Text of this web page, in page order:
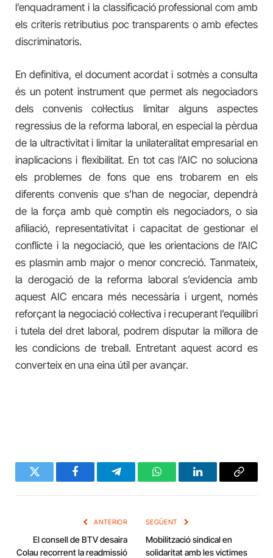
l’enquadrament i la classificació professional com amb
els criteris retributius poc transparents o amb efectes
discriminatoris.
En definitiva, el document acordat i sotmès a consulta
és un potent instrument que permet als negociadors
dels convenis col·lectius limitar alguns aspectes
regressius de la reforma laboral, en especial la pèrdua
de la ultractivitat i limitar la unilateralitat empresarial en
inaplicacions i flexibilitat. En tot cas l’AIC no soluciona
els problemes de fons que ens trobarem en els
diferents convenis que s’han de negociar, dependrà
de la força amb què comptin els negociadors, o sia
afiliació, representativitat i capacitat de gestionar el
conflicte i la negociació, que les orientacions de l’AIC
es plasmin amb major o menor concreció. Tanmateix,
la derogació de la reforma laboral s’evidencia amb
aquest AIC encara més necessària i urgent, només
reforçant la negociació col·lectiva i recuperant l’equilibri
i tutela del dret laboral, podrem disputar la millora de
les condicions de treball. Entretant aquest acord es
converteix en una eina útil per avançar.
Twitter FacebookTelegramWhatsAppLinkedInCopy
ANTERIOR
El consell de BTV desaira
Colau recorrent la readmissió
SEGÜENT
Mobilització sindical en
solidaritat amb les víctimes